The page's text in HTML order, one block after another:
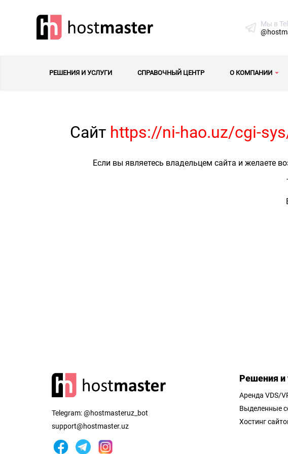
Мы в
РЕШЕНИЯ И УСЛУГИ СПРАВОЧНЫЙ ЦЕНТР О КОМПАНИИ
Сайт https://ni-hao.uz/cgi-
Если вы являетесь владельцем сайта и желаете
Telegram:@hostmasteruz_bot
support@hostmaster.uz
Решения и
Аренда VDS/
Выделенные
Хостинг